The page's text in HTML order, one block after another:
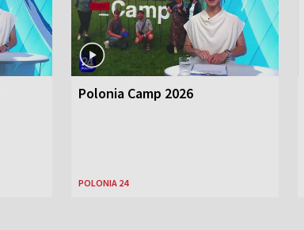
Polonia Camp 2026
POLONIA 24